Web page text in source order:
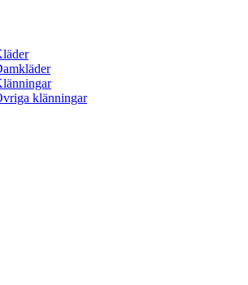
klänningar